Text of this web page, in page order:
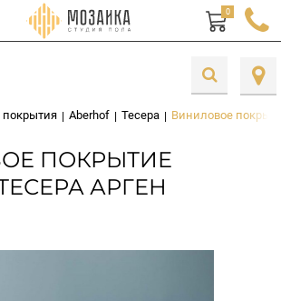
0
| Aberhof | Тесера | Виниловое
ПОКРЫТИЕ
АРГЕН